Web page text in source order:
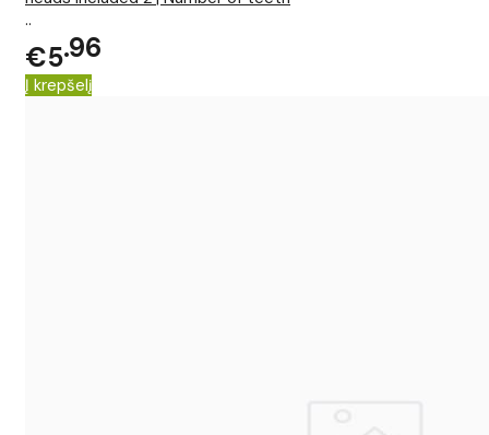
..
€596
Į krepšelį